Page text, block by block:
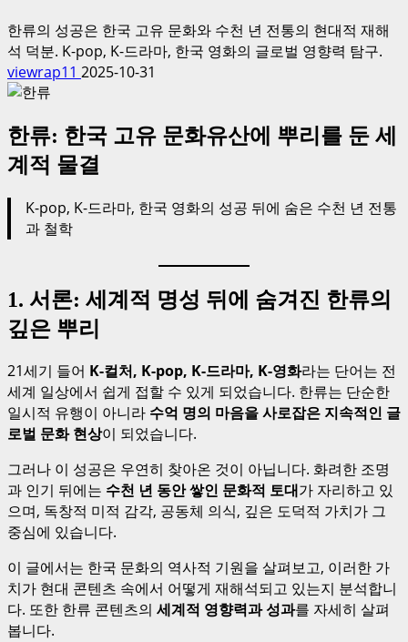
한류의 성공은 한국 고유 문화와 수천 년 전통의 현대적 재해
석 덕분. K-pop, K-드라마, 한국 영화의 글로벌 영향력 탐구.
viewrap11 2025-10-31
한류: 한국 고유 문화유산에 뿌리를 둔 세
계적 물결
K-pop, K-드라마, 한국 영화의 성공 뒤에 숨은 수천 년 전통
과 철학
1. 서론: 세계적 명성 뒤에 숨겨진 한류의
깊은 뿌리
21세기 들어 K-컬처, K-pop, K-드라마, K-영화라는 단어는 전
세계 일상에서 쉽게 접할 수 있게 되었습니다. 한류는 단순한
일시적 유행이 아니라 수억 명의 마음을 사로잡은 지속적인 글
로벌 문화 현상이 되었습니다.
그러나 이 성공은 우연히 찾아온 것이 아닙니다. 화려한 조명
과 인기 뒤에는 수천 년 동안 쌓인 문화적 토대가 자리하고 있
으며, 독창적 미적 감각, 공동체 의식, 깊은 도덕적 가치가 그
중심에 있습니다.
이 글에서는 한국 문화의 역사적 기원을 살펴보고, 이러한 가
치가 현대 콘텐츠 속에서 어떻게 재해석되고 있는지 분석합니
다. 또한 한류 콘텐츠의 세계적 영향력과 성과를 자세히 살펴
봅니다.